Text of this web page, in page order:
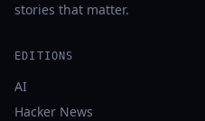
stories that matter.
EDITIONS
AI
Hacker News